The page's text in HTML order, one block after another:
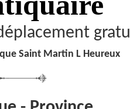
Saint Martin L Heureux